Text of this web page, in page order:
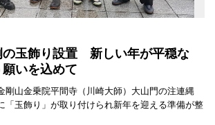
の玉飾り設置 新しい年が平穏な
いを込めて
剛山金乗院平間寺（川崎大師）大山門の注連縄
「玉飾り」が取り付けられ新年を迎える準備が整